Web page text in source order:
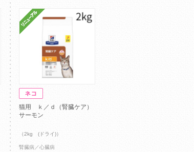
猫用 ｋ／ｄ（腎臓ケア）
サーモン
（2kg (ドライ)）
腎臓病／心臓病